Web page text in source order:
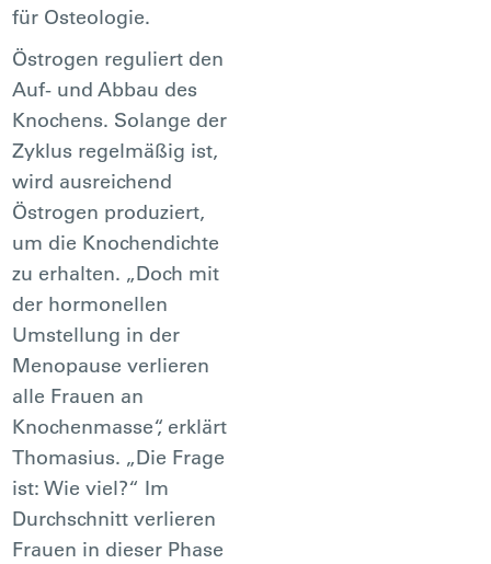
für Osteologie.
Östrogen reguliert den
Auf- und Abbau des
Knochens. Solange der
Zyklus regelmäßig ist,
wird ausreichend
Östrogen produziert,
um die Knochendichte
zu erhalten. „Doch mit
der hormonellen
Umstellung in der
Menopause verlieren
alle Frauen an
Knochenmasse“, erklärt
Thomasius. „Die Frage
ist: Wie viel?“ Im
Durchschnitt verlieren
Frauen in dieser Phase